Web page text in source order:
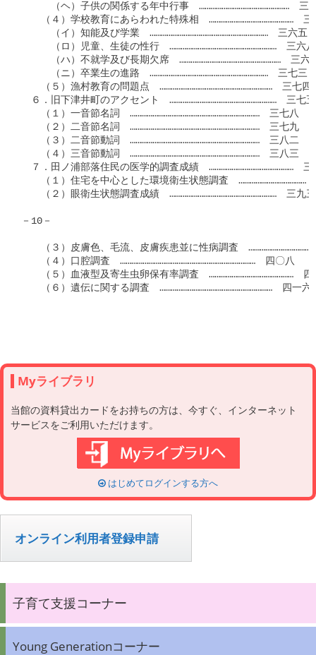
（ヘ）子供の関係する年中行事　…………………………………………　三
（４）学校教育にあらわれた特殊相　………………………………………　三
（イ）知能及び学業　………………………………………………………　三六五
（ロ）児童、生徒の性行　…………………………………………………　三六八
（ハ）不就学及び長期欠席　………………………………………………　三六
（ニ）卒業生の進路　………………………………………………………　三七三
（５）漁村教育の問題点　……………………………………………………　三七四
６．旧下津井町のアクセント　…………………………………………………　三七五
（１）一音節名詞　……………………………………………………………　三七八
（２）二音節名詞　……………………………………………………………　三七九
（３）二音節動詞　……………………………………………………………　三八二
（４）三音節動詞　……………………………………………………………　三八三
７．田ノ浦部落住民の医学的調査成績　………………………………………　三
（１）住宅を中心とした環境衛生状態調査　………………………………
（２）眼衛生状態調査成績　…………………………………………………　三九三
－10－
（３）皮膚色、毛流、皮膚疾患並に性病調査　……………………………
（４）口腔調査　………………………………………………………………　四〇八
（５）血液型及寄生虫卵保有率調査　………………………………………　四
（６）遺伝に関する調査　……………………………………………………　四一六
Myライブラリ
当館の資料貸出カードをお持ちの方は、今すぐ、インターネット
サービスをご利用いただけます。
はじめてログインする方へ
オンライン利用者登録申請
子育て支援コーナー
Young Generationコーナー